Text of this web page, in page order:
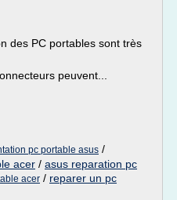
des PC portables sont très
peuvent...
pc portable asus /
acer / asus reparation pc
acer / reparer un pc